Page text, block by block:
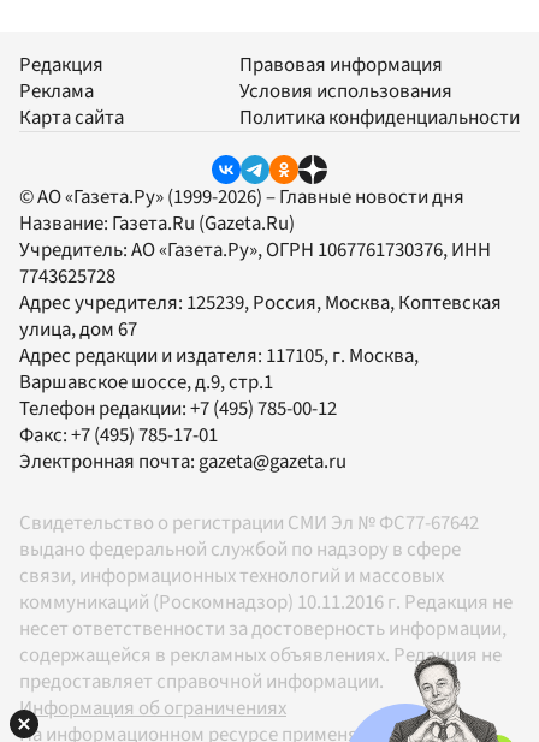
Редакция
Реклама
Карта сайта
Правовая информация
Условия использования
Политика конфиденциальности
© АО «Газета.Ру» (1999-2026) – Главные новости дня
Название: Газета.Ru (Gazeta.Ru)
Учредитель:АО «Газета.Ру», ОГРН 1067761730376, ИНН
7743625728
Адрес учредителя: 125239, Россия, Москва, Коптевская
улица, дом 67
Адрес редакции и издателя: 117105, г. Москва,
Варшавское шоссе, д.9, стр.1
Телефон редакции:+7 (495) 785-00-12
Факс:+7 (495) 785-17-01
Электронная почта:gazeta@gazeta.ru
Свидетельство о регистрации СМИ Эл № ФС77-67642
выдано федеральной службой по надзору в сфере
связи, информационных технологий и массовых
коммуникаций (Роскомнадзор) 10.11.2016 г. Редакция не
несет ответственности за достоверность информации,
содержащейся в рекламных объявлениях. Редакция не
предоставляет справочной информации.
Информация об ограничениях
На информационном ресурсе применяются